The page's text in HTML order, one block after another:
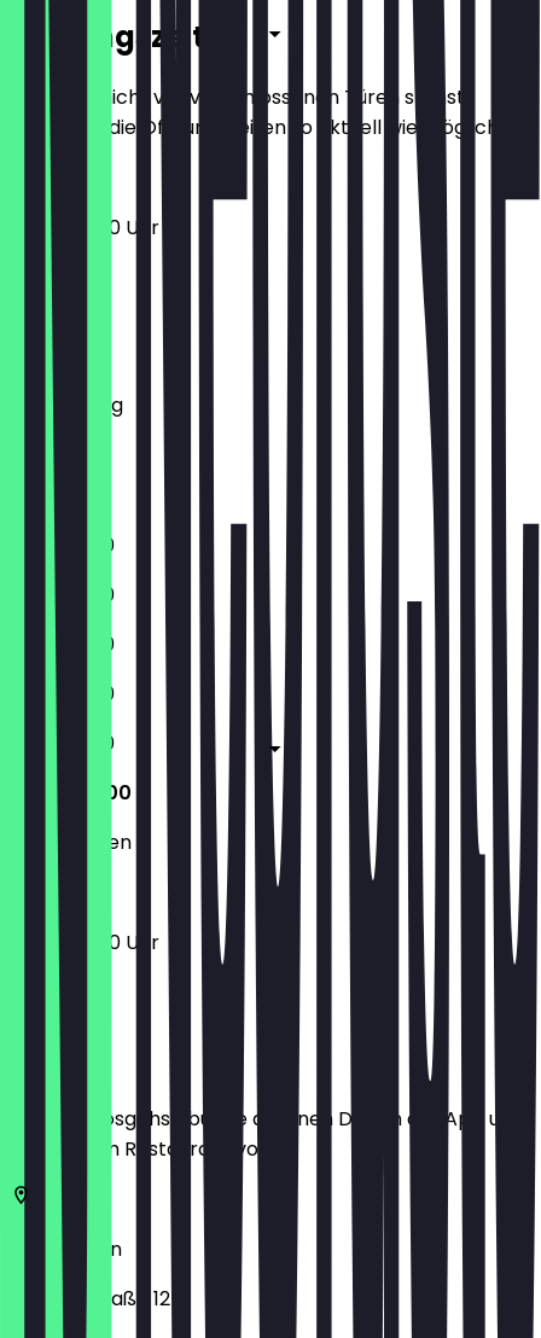
Öffnungszeiten
Damit du nicht vor verschlossenen Türen stehst,
halten wir die Öffnungszeiten so aktuell wie möglich.
12:00 - 15:00 Uhr
Montag
Dienstag
Mittwoch
Donnerstag
Freitag
Samstag
Sonntag
11:30 - 15:00
11:30 - 15:00
11:30 - 15:00
11:30 - 15:00
11:30 - 15:00
12:00 - 15:00
Geschlossen
12:00 - 15:00 Uhr
Bevor du losgehst, buche dir einen Deal in der App und
zeige ihn im Restaurant vor.
10437
Berlin
Raumerstraße 12